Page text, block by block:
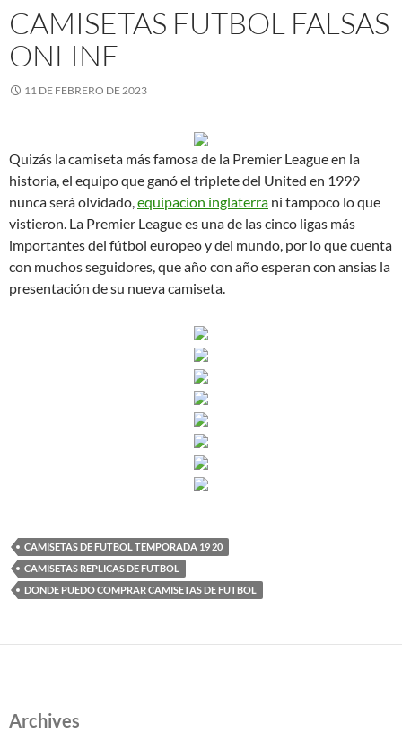
CAMISETAS FUTBOL FALSAS
ONLINE
11 DE FEBRERO DE 2023
Quizás la camiseta más famosa de la Premier League en la
historia, el equipo que ganó el triplete del United en 1999
nunca será olvidado,equipacion inglaterra ni tampoco lo que
vistieron. La Premier League es una de las cinco ligas más
importantes del fútbol europeo y del mundo, por lo que cuenta
con muchos seguidores, que año con año esperan con ansias la
presentación de su nueva camiseta.
CAMISETAS DE FUTBOL TEMPORADA 19 20
CAMISETAS REPLICAS DE FUTBOL
DONDE PUEDO COMPRAR CAMISETAS DE FUTBOL
Archives